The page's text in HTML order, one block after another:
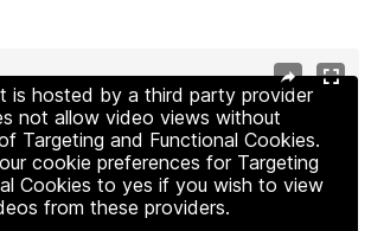
is hosted by a third party provider
not allow video views without
Targeting and Functional Cookies.
cookie preferences for Targeting
Cookies to yes if you wish to view
from these providers.